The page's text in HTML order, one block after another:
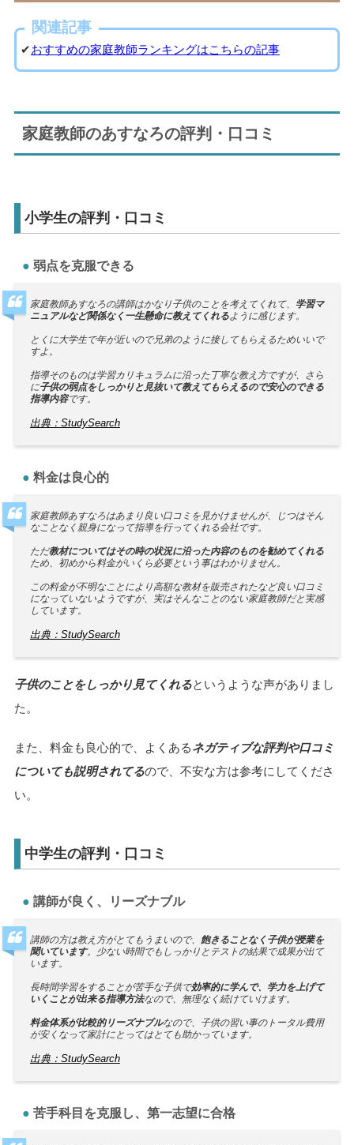
関連記事
✔おすすめの家庭教師ランキングはこちらの記事
家庭教師のあすなろの評判・口コミ
小学生の評判・口コミ
弱点を克服できる
家庭教師あすなろの講師はかなり子供のことを考えてくれて、 学習マ
ニュアルなど関係なく一生懸命に教えてくれるように感じます。
とくに大学生で年が近いので兄弟のように接してもらえるためいいで
すよ。
指導そのものは学習カリキュラムに沿った丁寧な教え方ですが、さら
に子供の弱点をしっかりと見抜いて教えてもらえるので安心のできる
指導内容です。
出典：StudySearch
料金は良心的
家庭教師あすなろはあまり良い口コミを見かけませんが、じつはそん
なことなく親身になって指導を行ってくれる会社です。
ただ教材についてはその時の状況に沿った内容のものを勧めてくれる
ため、初めから料金がいくら必要という事はわかりません。
この料金が不明なことにより高額な教材を販売されたなど良い口コミ
になっていないようですが、実はそんなことのない家庭教師だと実感
しています。
出典：StudySearch
子供のことをしっかり見てくれるというような声がありまし
た。
また、料金も良心的で、よくあるネガティブな評判や口コミ
についても説明されてるので、不安な方は参考にしてくださ
い。
中学生の評判・口コミ
講師が良く、リーズナブル
講師の方は教え方がとてもうまいので、 飽きることなく子供が授業を
聞いています。少ない時間でもしっかりとテストの結果で成果が出て
います。
長時間学習をすることが苦手な子供で効率的に学んで、学力を上げて
いくことが出来る指導方法なので、無理なく続けていけます。
料金体系が比較的リーズナブルなので、子供の習い事のトータル費用
が安くなって家計にとってはとても助かっています。
出典：StudySearch
苦手科目を克服し、第一志望に合格